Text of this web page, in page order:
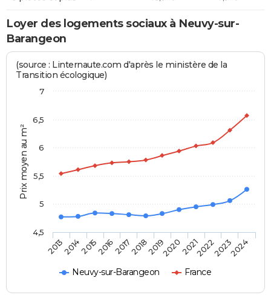
Loyer des logements sociaux à Neuvy-sur-
Barangeon
Prix moyen au m²
(source : Linternaute.com d'après le ministère de la
Transition écologique)
Neuvy-sur-Barangeon France
201320142015201620172018201920202021202220232024
4,5
5
5,5
6
6,5
7